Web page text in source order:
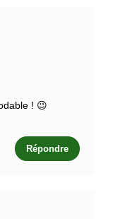
! 😉
Répondre